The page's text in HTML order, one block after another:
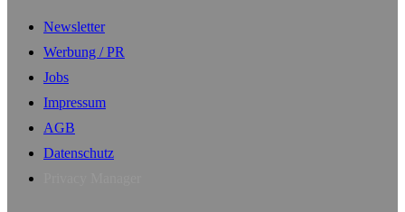
Newsletter
Werbung / PR
Jobs
Impressum
AGB
Datenschutz